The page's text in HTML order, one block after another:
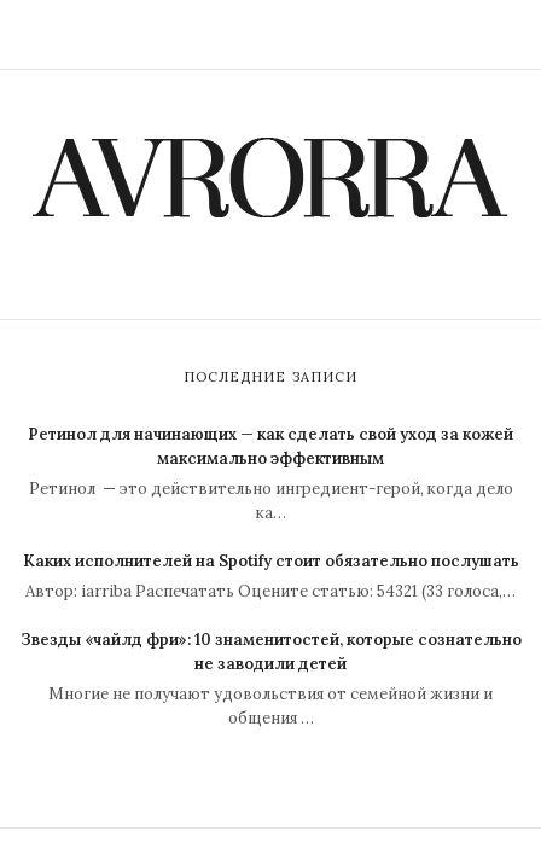
ПОСЛЕДНИЕ ЗАПИСИ
Ретинол для начинающих — как сделать свой уход за кожей
максимально эффективным
Ретинол — это действительно ингредиент-герой, когда дело
ка…
Каких исполнителей на Spotify стоит обязательно послушать
Автор: iarriba Распечатать Оцените статью: 54321 (33 голоса,…
Звезды «чайлд фри»: 10 знаменитостей, которые сознательно
не заводили детей
Многие не получают удовольствия от семейной жизни и
общения …